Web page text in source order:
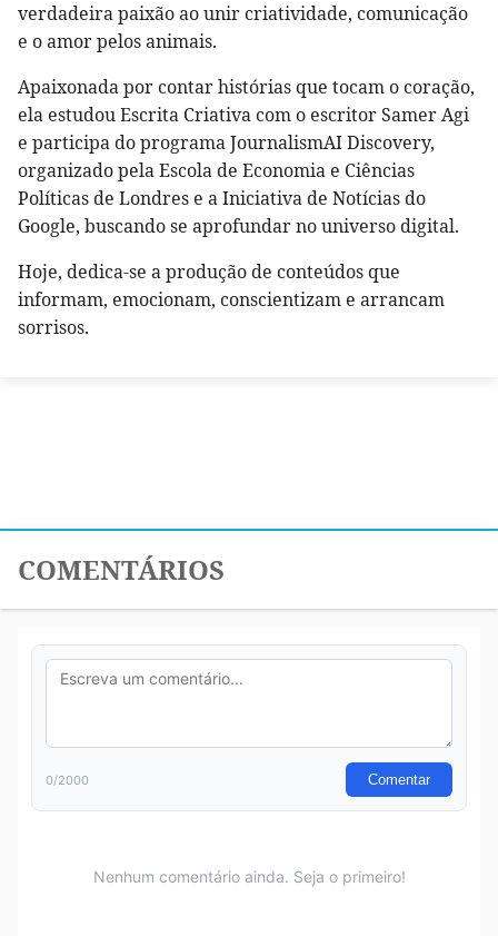
verdadeira paixão ao unir criatividade, comunicação
e o amor pelos animais.
Apaixonada por contar histórias que tocam o coração,
ela estudou Escrita Criativa com o escritor Samer Agi
e participa do programa JournalismAI Discovery,
organizado pela Escola de Economia e Ciências
Políticas de Londres e a Iniciativa de Notícias do
Google, buscando se aprofundar no universo digital.
Hoje, dedica-se a produção de conteúdos que
informam, emocionam, conscientizam e arrancam
sorrisos.
COMENTÁRIOS